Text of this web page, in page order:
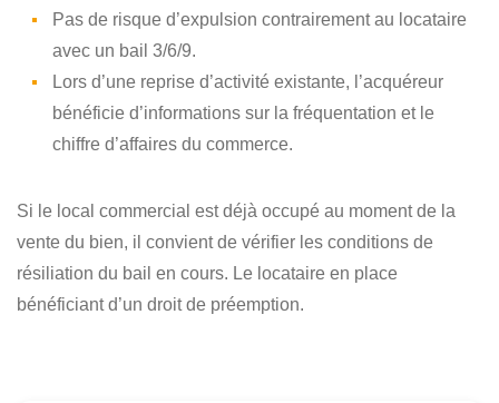
Pas de risque d’expulsion contrairement au locataire
avec un bail 3/6/9.
Lors d’une reprise d’activité existante, l’acquéreur
bénéficie d’informations sur la fréquentation et le
chiffre d’affaires du commerce.
Si le local commercial est déjà occupé au moment de la
vente du bien, il convient de vérifier les conditions de
résiliation du bail en cours. Le locataire en place
bénéficiant d’un droit de préemption.